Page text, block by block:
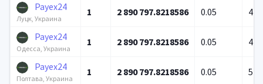
Payex24
Луцк, Украина
1 2 890 797.8218586 0.05 4
Payex24
Одесса, Украина
1 2 890 797.8218586 0.05 4
Payex24
Полтава, Украина
1 2 890 797.8218586 0.05 5